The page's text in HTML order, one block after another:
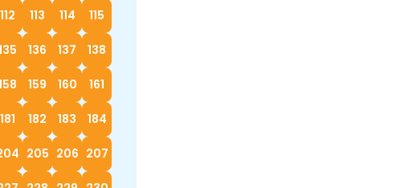
112 113 114 115
136 137 138
159 160 161
181 182 183 184
205 206 207